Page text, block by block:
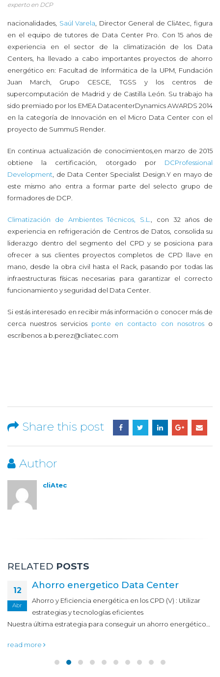
experto en DCP
nacionalidades, Saúl Varela , Director General de CliAtec, figura
en el equipo de tutores de Data Center Pro. Con 15 años de
experiencia en el sector de la climatización de los Data
Centers, ha llevado a cabo importantes proyectos de ahorro
energético en: Facultad de Informática de la UPM, Fundación
Juan March, Grupo CESCE, TGSS y los centros de
supercomputación de Madrid y de Castilla León. Su trabajo ha
sido premiado por los EMEA DatacenterDynamics AWARDS 2014
en la categoría de Innovación en el Micro Data Center con el
proyecto de SummuS Render.
En continua actualización de conocimientos,en marzo de 2015
obtiene la certificación, otorgado por DCProfessional
Development , de Data Center Specialist Design.Y en mayo de
este mismo año entra a formar parte del selecto grupo de
formadores de DCP.
Climatización de Ambientes Técnicos, S.L.
, con 32 años de
experiencia en refrigeración de Centros de Datos, consolida su
liderazgo dentro del segmento del CPD y se posiciona para
ofrecer a sus clientes proyectos completos de CPD llave en
mano, desde la obra civil hasta el Rack, pasando por todas las
infraestructuras físicas necesarias para garantizar el correcto
funcionamiento y seguridad del Data Center.
Si estás interesado en recibir más información o conocer más de
cerca nuestros serviciosponte en contacto con nosotroso
escríbenos a b.perez@cliatec.com
Share this post
Author
cliAtec
RELATED POSTS
12
Abr
Ahorro energetico Data Center
Ahorro y Eficiencia energética en los CPD (V) : Utilizar
estrategias y tecnologías eficientes
Nuestra última estrategia para conseguir un ahorro energético…
read more